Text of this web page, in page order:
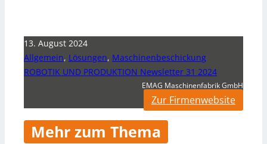
13. August 2024
Allgemein, Lösungen, Maschinenbeschickung
ROBOTIK UND PRODUKTION Newsletter 31 2024
EMAG Maschinenfabrik GmbH
Zur Firmenwebsite
Mehr zum Thema